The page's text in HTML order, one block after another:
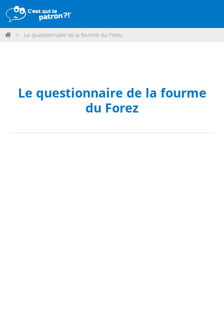
POINTS DE VENTE
PARTICIPER
> Le questionnaire de la fourme du Forez
Le questionnaire de la fourme
du Forez